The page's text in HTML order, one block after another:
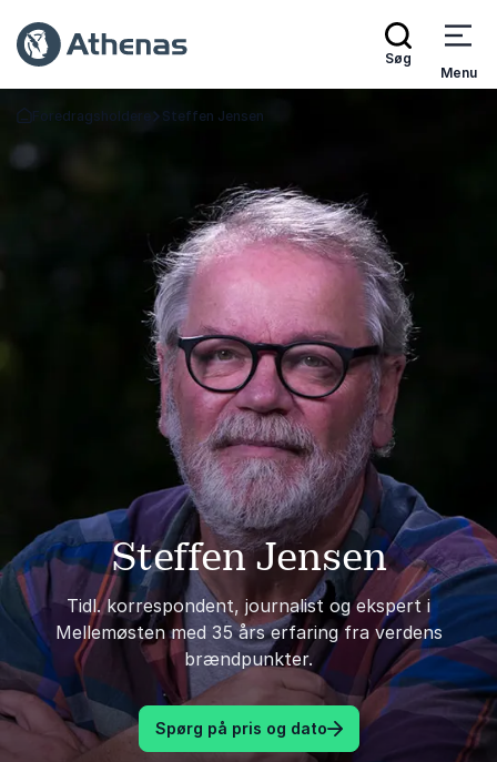
Søg
Menu
Tilbage til forsiden
Foredragsholdere Steffen Jensen
Steffen Jensen
Tidl. korrespondent, journalist og ekspert i
Mellemøsten med 35 års erfaring fra verdens
brændpunkter.
Spørg på pris og dato